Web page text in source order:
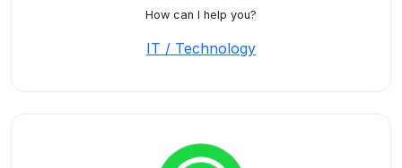
How can I help you?
IT / Technology